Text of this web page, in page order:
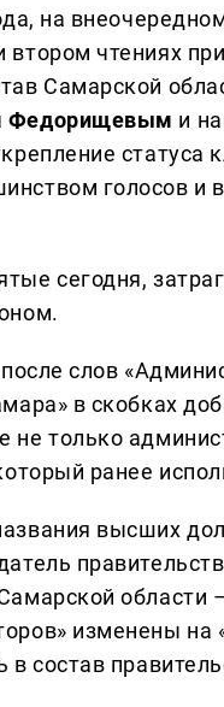
на
чтениях
Самарской
Федорищевым и
голосов и
сегодня,
после слов
в скобках
не только
ранее
высших
области
изменены на
в состав